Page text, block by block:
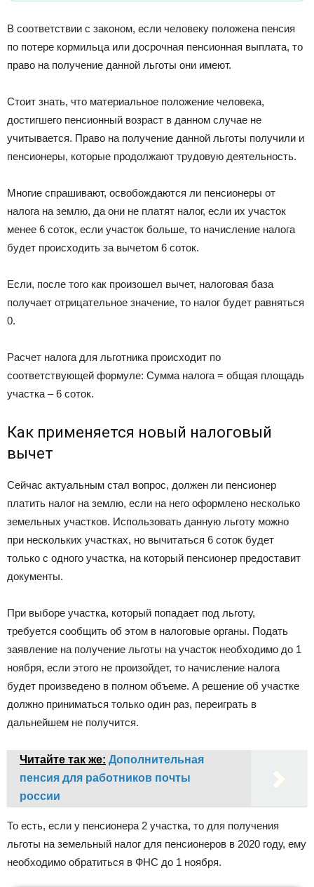
В соответствии с законом, если человеку положена пенсия
по потере кормильца или досрочная пенсионная выплата, то
право на получение данной льготы они имеют.
Стоит знать, что материальное положение человека,
достигшего пенсионный возраст в данном случае не
учитывается. Право на получение данной льготы получили и
пенсионеры, которые продолжают трудовую деятельность.
Многие спрашивают, освобождаются ли пенсионеры от
налога на землю, да они не платят налог, если их участок
менее 6 соток, если участок больше, то начисление налога
будет происходить за вычетом 6 соток.
Если, после того как произошел вычет, налоговая база
получает отрицательное значение, то налог будет равняться
0.
Расчет налога для льготника происходит по
соответствующей формуле: Сумма налога = общая площадь
участка – 6 соток.
Как применяется новый налоговый
вычет
Сейчас актуальным стал вопрос, должен ли пенсионер
платить налог на землю, если на него оформлено несколько
земельных участков. Использовать данную льготу можно
при нескольких участках, но вычитаться 6 соток будет
только с одного участка, на который пенсионер предоставит
документы.
При выборе участка, который попадает под льготу,
требуется сообщить об этом в налоговые органы. Подать
заявление на получение льготы на участок необходимо до 1
ноября, если этого не произойдет, то начисление налога
будет произведено в полном объеме. А решение об участке
должно приниматься только один раз, переиграть в
дальнейшем не получится.
Читайте так же: Дополнительная
пенсия для работников почты
россии
То есть, если у пенсионера 2 участка, то для получения
льготы на земельный налог для пенсионеров в 2020 году, ему
необходимо обратиться в ФНС до 1 ноября.